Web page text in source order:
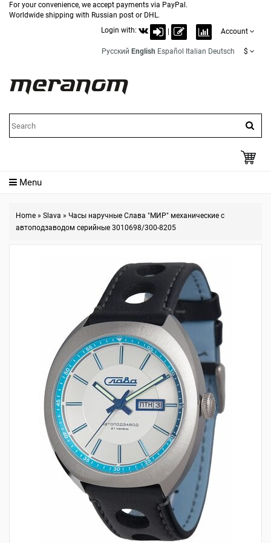
For your convenience, we accept payments via PayPal.
Worldwide shipping with Russian post or DHL.
Login with:
Account
Русский English Español Italian Deutsch $
Menu
Home » Slava » Часы наручные Слава "МИР" механические с
автоподзаводом серийные 3010698/300-8205